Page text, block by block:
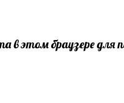
в этом браузере